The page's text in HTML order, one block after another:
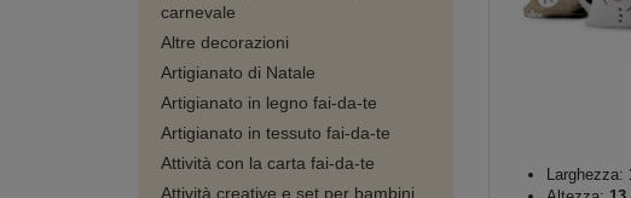
carnevale
Altre decorazioni
Artigianato di Natale
Artigianato in legno fai-da-te
Artigianato in tessuto fai-da-te
Attività con la carta fai-da-te
Attività creative e set per bambini
Larghezza: